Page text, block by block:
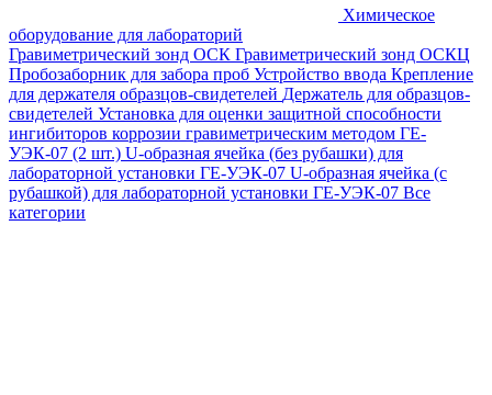
Химическое
оборудование для лабораторий
Гравиметрический зонд ОСК Гравиметрический зонд ОСКЦ
Пробозаборник для забора проб Устройство ввода Крепление
для держателя образцов-свидетелей Держатель для образцов-
свидетелей Установка для оценки защитной способности
ингибиторов коррозии гравиметрическим методом ГЕ-
УЭК-07 (2 шт.) U-образная ячейка (без рубашки) для
лабораторной установки ГЕ-УЭК-07 U-образная ячейка (с
рубашкой) для лабораторной установки ГЕ-УЭК-07 Все
категории